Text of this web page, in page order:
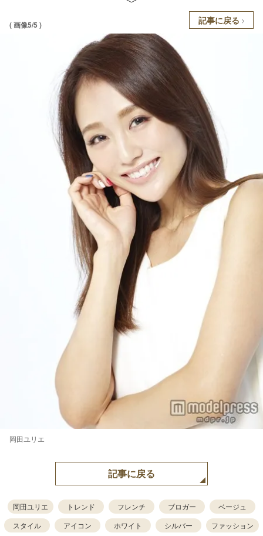
( 画像5/5 ) 記事に戻る
岡田ユリエ
記事に戻る
岡田ユリエ トレンド フレンチ ブロガー
ベージュ
スタイル
アイコン ホワイト シルバー
ファッション